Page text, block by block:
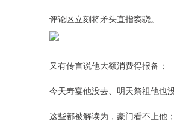
评论区立刻将矛头直指窦骁。
又有传言说他大额消费得报备；
今天寿宴他没去、明天祭祖他也
这些都被解读为，豪门看不上他；